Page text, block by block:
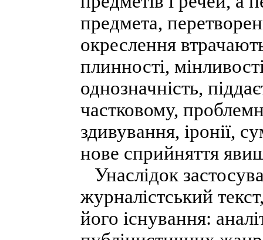
предмета,
окреслення
плинності,
однозначність,
частковому,
здивування, іронії,
нове сприйняття
Унаслідок
журналістський
його існування: